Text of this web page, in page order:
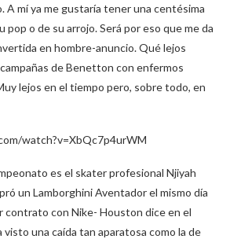
A mí ya me gustaría tener una centésima
pop o de su arrojo. Será por eso que me da
en hombre-anuncio. Qué lejos
de Benetton con enfermos
lejos en el tiempo pero, sobre todo, en
watch?v=XbQc7p4urWM
es el skater profesional Njiyah
un Lamborghini Aventador el mismo día
contrato con Nike- Houston dice en el
visto una caída tan aparatosa como la de